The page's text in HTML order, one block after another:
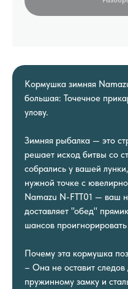
Кормушка зимняя
большая: Точечное
улову.
Зимняя рыбалка — это
решает исход битвы со
собрались у вашей
нужной точке с
Namazu N-FTT01 — ваш
доставляет "обед"
шансов
Почему эта кормушка
– Она не оставит следов
пружинному замку и